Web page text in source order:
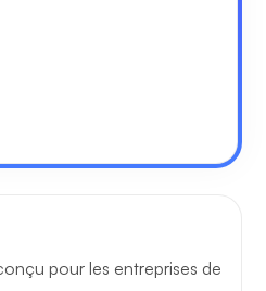
pour les entreprises de